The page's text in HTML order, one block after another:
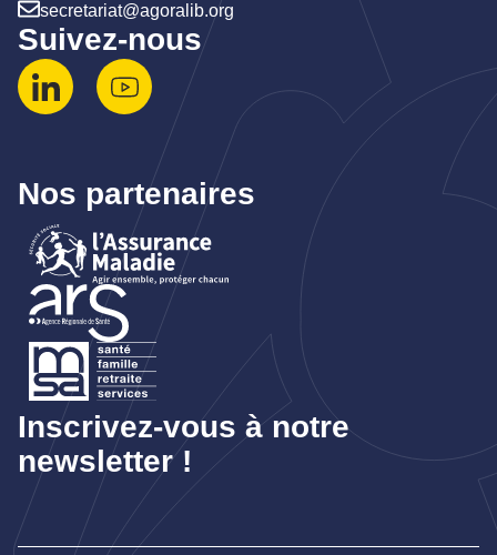
secretariat@agoralib.org
Suivez-nous
Nos partenaires
Inscrivez-vous à notre
newsletter !